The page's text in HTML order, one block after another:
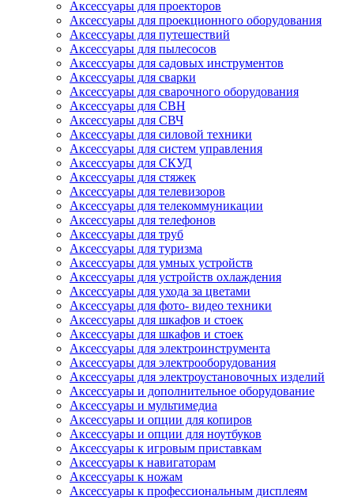
Аксессуары для проекторов
Аксессуары для проекционного оборудования
Аксессуары для путешествий
Аксессуары для пылесосов
Аксессуары для садовых инструментов
Аксессуары для сварки
Аксессуары для сварочного оборудования
Аксессуары для СВН
Аксессуары для СВЧ
Аксессуары для силовой техники
Аксессуары для систем управления
Аксессуары для СКУД
Аксессуары для стяжек
Аксессуары для телевизоров
Аксессуары для телекоммуникации
Аксессуары для телефонов
Аксессуары для труб
Аксессуары для туризма
Аксессуары для умных устройств
Аксессуары для устройств охлаждения
Аксессуары для ухода за цветами
Аксессуары для фото- видео техники
Аксессуары для шкафов и стоек
Аксессуары для шкафов и стоек
Аксессуары для электроинструмента
Аксессуары для электрооборудования
Аксессуары для электроустановочных изделий
Аксессуары и дополнительное оборудование
Аксессуары и мультимедиа
Аксессуары и опции для копиров
Аксессуары и опции для ноутбуков
Аксессуары к игровым приставкам
Аксессуары к навигаторам
Аксессуары к ножам
Аксессуары к профессиональным дисплеям